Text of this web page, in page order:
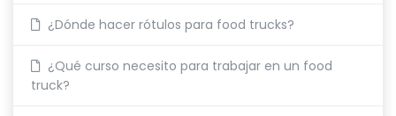
¿Dónde hacer rótulos para food trucks?
¿Qué curso necesito para trabajar en un food
truck?